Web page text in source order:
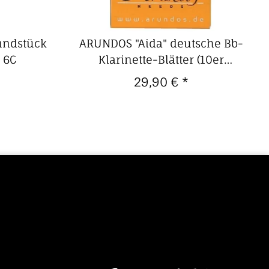
ARUNDOS "Aida" deutsche Bb-
Klarinette-Blätter (10er
Packung) 2,0
29,90 € *